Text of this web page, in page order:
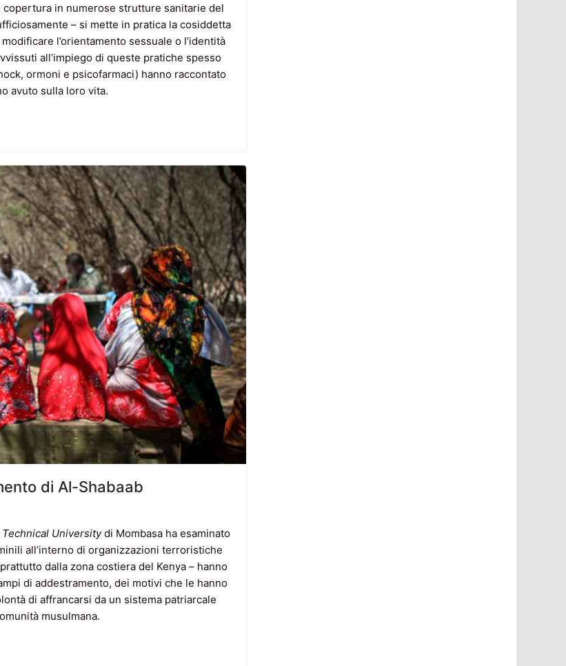
copertura in numerose strutture sanitarie del
– si mette in pratica la cosiddetta
l’orientamento sessuale o l’identità
all’impiego di queste pratiche spesso
ormoni e psicofarmaci) hanno raccontato
avuto sulla loro vita.
di Al-Shabaab
Technical Universitydi Mombasa ha esaminato
all’interno di organizzazioni terroristiche
dalla zona costiera del Kenya – hanno
di addestramento, dei motivi che le hanno
di affrancarsi da un sistema patriarcale
musulmana.